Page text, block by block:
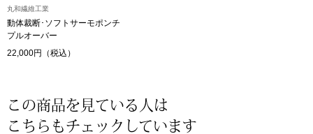
ク
丸和繊維工業
動体裁断･ソフトサーモポンチ
プルオーバー
22,000円（税込）
この商品を見ている人は
こちらもチェックしています